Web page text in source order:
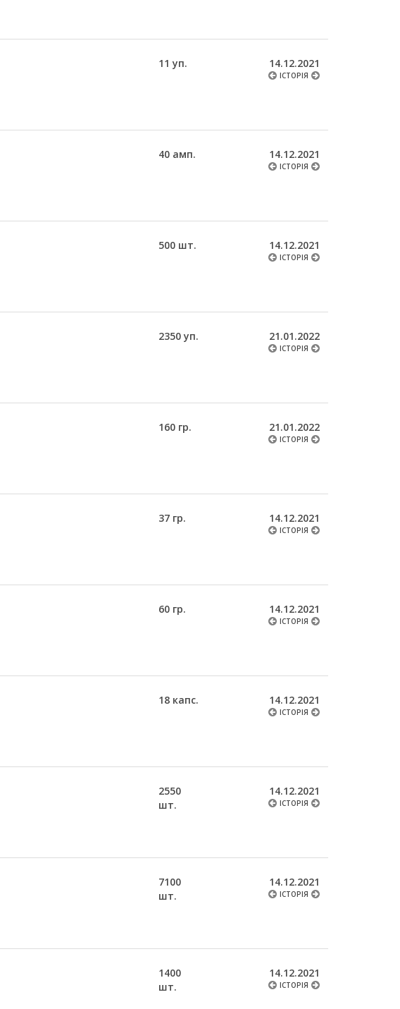
11 уп. 14.12.2021
ІСТОРІЯ
40 амп. 14.12.2021
ІСТОРІЯ
500 шт. 14.12.2021
ІСТОРІЯ
2350 уп. 21.01.2022
ІСТОРІЯ
160 гр. 21.01.2022
ІСТОРІЯ
37 гр. 14.12.2021
ІСТОРІЯ
60 гр. 14.12.2021
ІСТОРІЯ
18 капс. 14.12.2021
ІСТОРІЯ
2550
шт.
14.12.2021
ІСТОРІЯ
7100
шт.
14.12.2021
ІСТОРІЯ
1400
шт.
14.12.2021
ІСТОРІЯ